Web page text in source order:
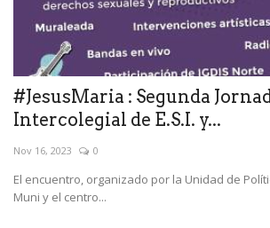
#JesusMaria : Segunda
Intercolegial de E.S.I. y...
Nov 16, 2023 0
El encuentro, organizado por la Unidad de
Muni y el centro...